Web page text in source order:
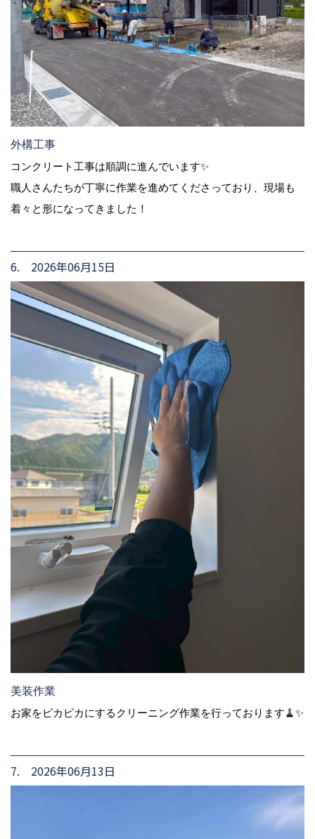
外構工事
コンクリート工事は順調に進んでいます✨
職人さんたちが丁寧に作業を進めてくださっており、現場も
着々と形になってきました！
6. 2026年06月15日
美装作業
お家をピカピカにするクリーニング作業を行っております🧹✨
7. 2026年06月13日